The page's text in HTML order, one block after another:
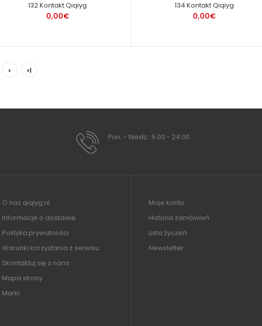
132 Kontakt Qiqiyg
0,00€
134 Kontakt Qiqiyg
0,00€
> >|
Pon. - Niedz.: 5:00 - 24:00
O nas qiqiyg.nl
Informacje o dostawie
Polityka prywatności
Warunki korzystania z serwisu
Skontaktuj się z nami
Mapa strony
Marki
Moje konto
Historia zamówień
Lista życzeń
Newsletter